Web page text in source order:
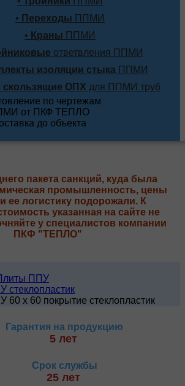
• Переходы ППМИ
• Краны ППМИ
ответвления ППМИ
изоляции стыкаППМИ
ОПХ для ППМИ труб
пакета санкций, куда была
промышленность, цены
ее логистику подорожали. К
указанная на сайте не
у специалистов компании
ПКФ "ТЕПЛО"
ППУ
стеклопластик
60 х 60 покрытие стеклопластик
Гарантия на продукцию
5 лет
Срок службы
25 лет